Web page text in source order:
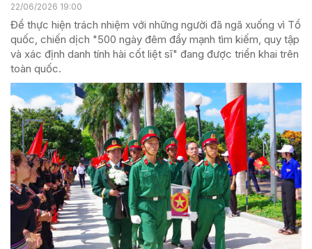
22/06/2026 19:00
Để thực hiện trách nhiệm với những người đã ngã xuống vì Tổ
quốc, chiến dịch "500 ngày đêm đẩy mạnh tìm kiếm, quy tập
và xác định danh tính hài cốt liệt sĩ" đang được triển khai trên
toàn quốc.